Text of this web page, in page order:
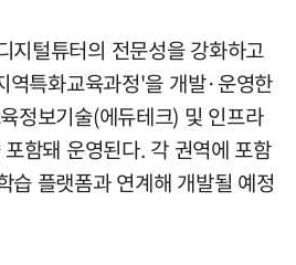
지털튜터의 전문성을 강화하고
역특화교육과정'을 개발·운영한
정보기술(에듀테크) 및 인프라
함돼 운영된다. 각 권역에 포함
습 플랫폼과 연계해 개발될 예정